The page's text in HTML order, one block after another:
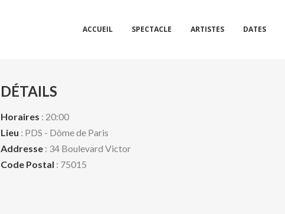
ACCUEIL SPECTACLE ARTISTES DATES
DÉTAILS
Horaires : 20:00
Lieu : PDS - Dôme de Paris
Addresse: 34 Boulevard Victor
Code Postal : 75015